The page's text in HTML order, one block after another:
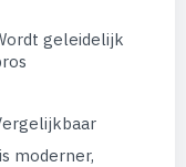
geleidelijk
moderner,